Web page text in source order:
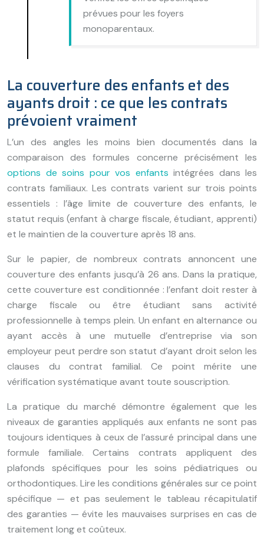
prévues pour les foyers
monoparentaux.
La couverture des enfants et des
ayants droit : ce que les contrats
prévoient vraiment
L’un des angles les moins bien documentés dans la
comparaison des formules concerne précisément les
options de soins pour vos enfants intégrées dans les
contrats familiaux. Les contrats varient sur trois points
essentiels : l’âge limite de couverture des enfants, le
statut requis (enfant à charge fiscale, étudiant, apprenti)
et le maintien de la couverture après 18 ans.
Sur le papier, de nombreux contrats annoncent une
couverture des enfants jusqu’à 26 ans. Dans la pratique,
cette couverture est conditionnée : l’enfant doit rester à
charge fiscale ou être étudiant sans activité
professionnelle à temps plein. Un enfant en alternance ou
ayant accès à une mutuelle d’entreprise via son
employeur peut perdre son statut d’ayant droit selon les
clauses du contrat familial. Ce point mérite une
vérification systématique avant toute souscription.
La pratique du marché démontre également que les
niveaux de garanties appliqués aux enfants ne sont pas
toujours identiques à ceux de l’assuré principal dans une
formule familiale. Certains contrats appliquent des
plafonds spécifiques pour les soins pédiatriques ou
orthodontiques. Lire les conditions générales sur ce point
spécifique — et pas seulement le tableau récapitulatif
des garanties — évite les mauvaises surprises en cas de
traitement long et coûteux.